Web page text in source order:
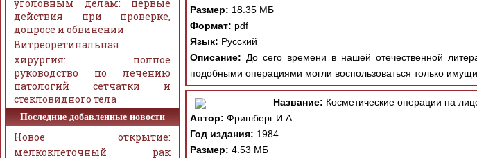
Размер: 18.35 МБ
Формат: pdf
Язык: Русский
Описание: До сего времени в нашей отечественной
подобными операциями могли воспользоваться только
Название: Косметические операции на
Автор: Фришберг И.А.
Год издания: 1984
Размер: 4.53 МБ
действия при проверке,
допросе и обвинении
Витреоретинальная
хирургия: полное
руководство по лечению
патологий сетчатки и
стекловидного тела
Последние добавленные новости
Новое открытие:
мелкоклеточный рак